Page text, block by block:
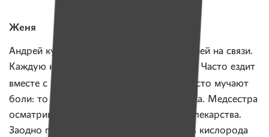
Женя
Андрей курирует девушку, постоянно с ней на связи.
Каждую неделю приезжает к ней в гости. Часто ездит
вместе с медсестрой
— Иру часто мучают
боли: то бок, то горло, то живот, то рука. Медсестра
осматривает, дает советы, прописывает лекарства.
Заодно проверяет сатурацию — уровень кислорода